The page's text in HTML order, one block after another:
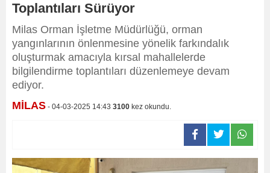
Toplantıları Sürüyor
Milas Orman İşletme Müdürlüğü, orman
yangınlarının önlenmesine yönelik farkındalık
oluşturmak amacıyla kırsal mahallelerde
bilgilendirme toplantıları düzenlemeye devam
ediyor.
MİLAS - 04-03-2025 14:43 3100 kez okundu.